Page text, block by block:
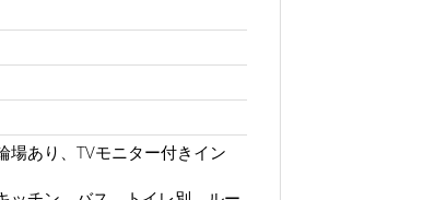
場あり、TVモニター付きイン